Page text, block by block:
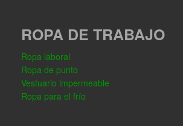
ROPA DE TRABAJO
Ropa laboral
Ropa de punto
Vestuario impermeable
Ropa para el frío